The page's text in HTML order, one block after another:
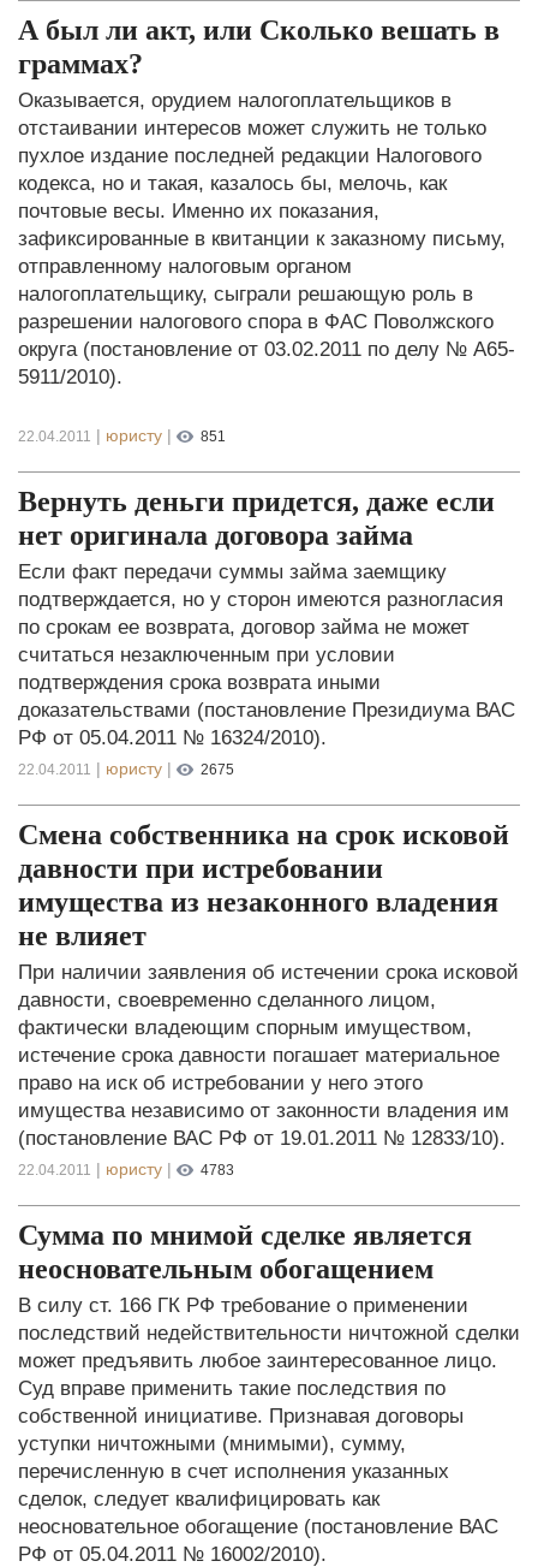
А был ли акт, или Сколько вешать в
граммах?
Оказывается, орудием налогоплательщиков в
отстаивании интересов может служить не только
пухлое издание последней редакции Налогового
кодекса, но и такая, казалось бы, мелочь, как
почтовые весы. Именно их показания,
зафиксированные в квитанции к заказному письму,
отправленному налоговым органом
налогоплательщику, сыграли решающую роль в
разрешении налогового спора в ФАС Поволжского
округа (постановление от 03.02.2011 по делу № А65-
5911/2010).
22.04.2011 | юристу | 851
Вернуть деньги придется, даже если
нет оригинала договора займа
Если факт передачи суммы займа заемщику
подтверждается, но у сторон имеются разногласия
по срокам ее возврата, договор займа не может
считаться незаключенным при условии
подтверждения срока возврата иными
доказательствами (постановление Президиума ВАС
РФ от 05.04.2011 № 16324/2010).
22.04.2011 | юристу | 2675
Смена собственника на срок исковой
давности при истребовании
имущества из незаконного владения
не влияет
При наличии заявления об истечении срока исковой
давности, своевременно сделанного лицом,
фактически владеющим спорным имуществом,
истечение срока давности погашает материальное
право на иск об истребовании у него этого
имущества независимо от законности владения им
(постановление ВАС РФ от 19.01.2011 № 12833/10).
22.04.2011 | юристу | 4783
Сумма по мнимой сделке является
неосновательным обогащением
В силу ст. 166 ГК РФ требование о применении
последствий недействительности ничтожной сделки
может предъявить любое заинтересованное лицо.
Суд вправе применить такие последствия по
собственной инициативе. Признавая договоры
уступки ничтожными (мнимыми), сумму,
перечисленную в счет исполнения указанных
сделок, следует квалифицировать как
неосновательное обогащение (постановление ВАС
РФ от 05.04.2011 № 16002/2010).